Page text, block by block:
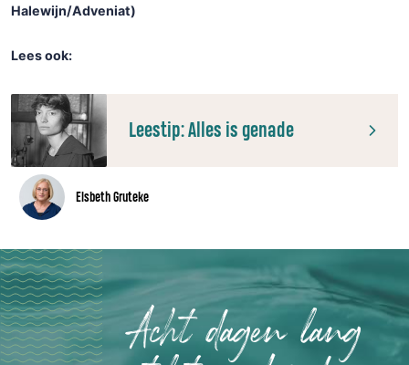
Halewijn/Adveniat)
Lees ook:
Leestip: Alles is genade
Elsbeth Gruteke
Acht dagen lang